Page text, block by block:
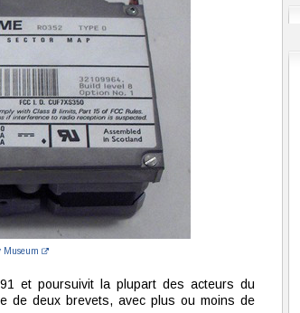
Museum
et poursuivit la plupart des acteurs du
de deux brevets, avec plus ou moins de